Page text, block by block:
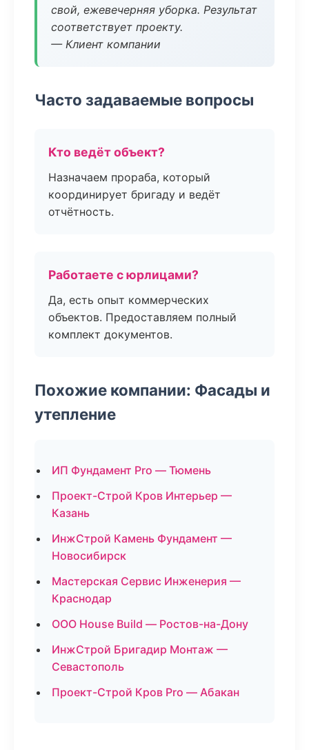
свой, ежевечерняя уборка. Результат
соответствует проекту.
— Клиент компании
Часто задаваемые вопросы
Кто ведёт объект?
Назначаем прораба, который
координирует бригаду и ведёт
отчётность.
Работаете с юрлицами?
Да, есть опыт коммерческих
объектов. Предоставляем полный
комплект документов.
Похожие компании: Фасады и
утепление
ИП Фундамент Pro — Тюмень
Проект-Строй Кров Интерьер —
Казань
ИнжСтрой Камень Фундамент —
Новосибирск
Мастерская Сервис Инженерия —
Краснодар
ООО House Build — Ростов-на-Дону
ИнжСтрой Бригадир Монтаж —
Севастополь
Проект-Строй Кров Pro — Абакан